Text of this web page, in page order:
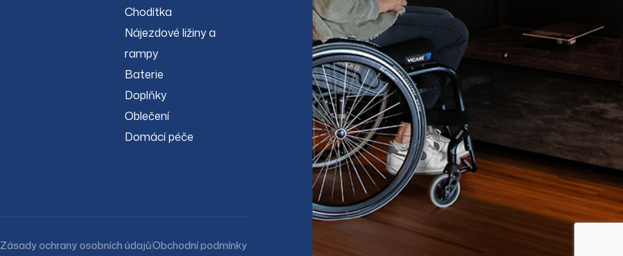
Chodítka
Nájezdové ližiny a
rampy
Baterie
Doplňky
Oblečení
Domácí péče
Zásady ochrany osobních údajůObchodní podmínky